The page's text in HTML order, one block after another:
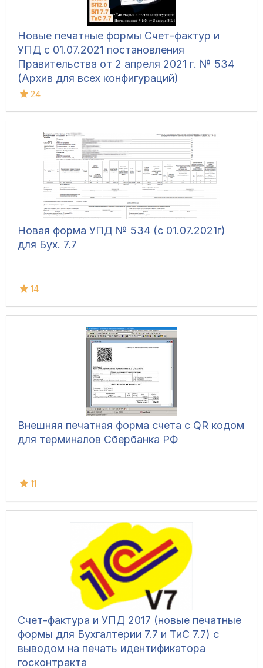
Новые печатные формы Счет-фактур и
УПД с 01.07.2021 постановления
Правительства от 2 апреля 2021 г. № 534
(Архив для всех конфигураций)
24
Новая форма УПД № 534 (с 01.07.2021г)
для Бух. 7.7
14
Внешняя печатная форма счета с QR кодом
для терминалов Сбербанка РФ
11
Счет-фактура и УПД 2017 (новые печатные
формы для Бухгалтерии 7.7 и ТиС 7.7) с
выводом на печать идентификатора
госконтракта